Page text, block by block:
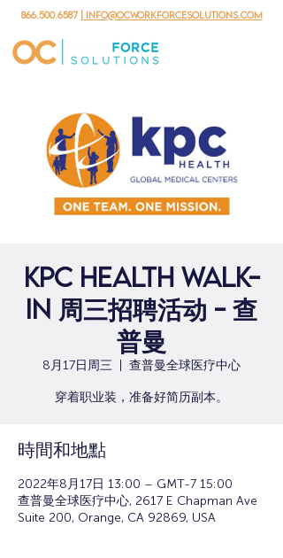
866.500.6587 | info@ocworkforcesolutions.com
KPC Health Walk-
in 周三招聘活动 - 查
普曼
8月17日周三 查普曼全球医疗中心
穿着职业装，准备好简历副本。
時間和地點
2022年8月17日 13:00 – GMT-7 15:00
查普曼全球医疗中心, 2617 E Chapman Ave
Suite 200, Orange, CA 92869, USA